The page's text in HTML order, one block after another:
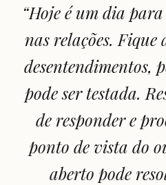
“Hoje é um dia
nas relações. Fique
desentendimentos,
pode ser testada.
de responder e
ponto de vista do
aberto pode